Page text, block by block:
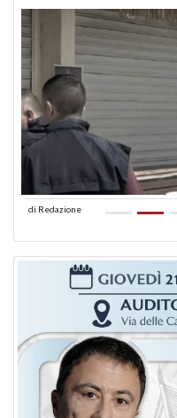
di Redazione